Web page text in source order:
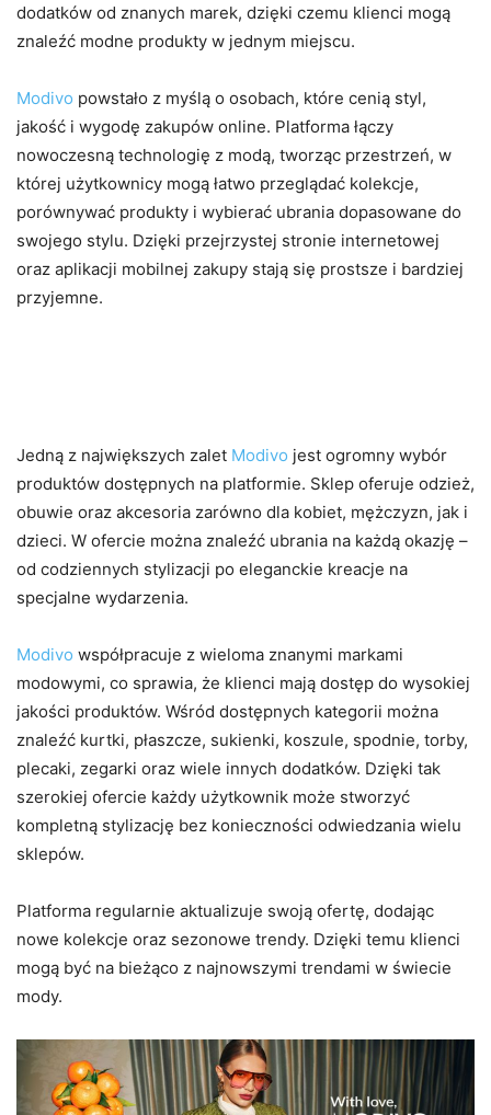
dodatków od znanych marek, dzięki czemu klienci mogą
znaleźć modne produkty w jednym miejscu.
Modivo powstało z myślą o osobach, które cenią styl,
jakość i wygodę zakupów online. Platforma łączy
nowoczesną technologię z modą, tworząc przestrzeń, w
której użytkownicy mogą łatwo przeglądać kolekcje,
porównywać produkty i wybierać ubrania dopasowane do
swojego stylu. Dzięki przejrzystej stronie internetowej
oraz aplikacji mobilnej zakupy stają się prostsze i bardziej
przyjemne.
Jedną z największych zalet Modivo jest ogromny wybór
produktów dostępnych na platformie. Sklep oferuje odzież,
obuwie oraz akcesoria zarówno dla kobiet, mężczyzn, jak i
dzieci. W ofercie można znaleźć ubrania na każdą okazję –
od codziennych stylizacji po eleganckie kreacje na
specjalne wydarzenia.
Modivo współpracuje z wieloma znanymi markami
modowymi, co sprawia, że klienci mają dostęp do wysokiej
jakości produktów. Wśród dostępnych kategorii można
znaleźć kurtki, płaszcze, sukienki, koszule, spodnie, torby,
plecaki, zegarki oraz wiele innych dodatków. Dzięki tak
szerokiej ofercie każdy użytkownik może stworzyć
kompletną stylizację bez konieczności odwiedzania wielu
sklepów.
Platforma regularnie aktualizuje swoją ofertę, dodając
nowe kolekcje oraz sezonowe trendy. Dzięki temu klienci
mogą być na bieżąco z najnowszymi trendami w świecie
mody.